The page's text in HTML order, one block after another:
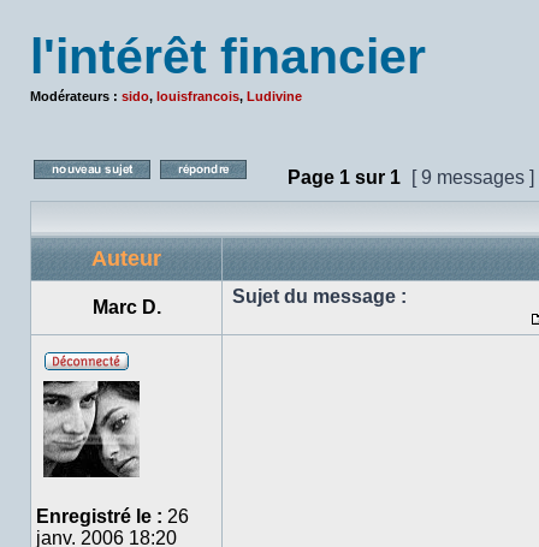
l'intérêt financier
Modérateurs : sido, louisfrancois, Ludivine
Poster un nouveau sujetRépondre au sujet
Page 1 sur 1 [ 9 messages ]
Auteur
Marc D.
Sujet du message :
Hors
ligne
Enregistré le : 26
janv. 2006 18:20